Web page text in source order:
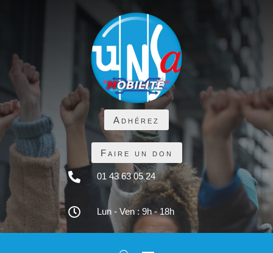
Adhérez
Faire un don
 01 43 63 05 24
 Lun - Ven : 9h - 18h